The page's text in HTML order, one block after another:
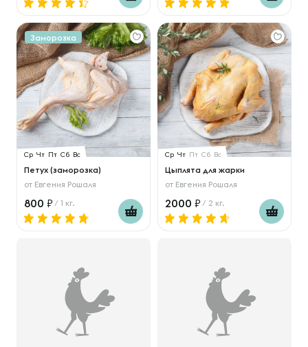
Заморозка
Ср Чт Пт Сб Вс
Петух (заморозка)
от Евгения Рошаля
800 / 1 кг.
Ср Чт Пт Сб Вс
Цыплята для жарки
от Евгения Рошаля
2000 / 2 кг.